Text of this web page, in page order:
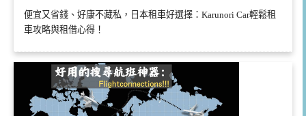
便宜又省錢、好康不藏私，日本租車好選擇：Karunori Car輕鬆租
車攻略與租借心得！